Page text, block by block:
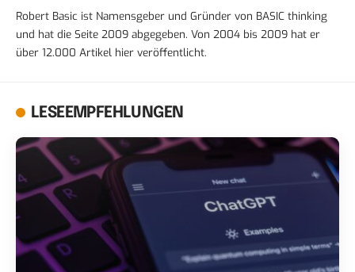
Robert Basic ist Namensgeber und Gründer von BASIC thinking
und hat die Seite 2009 abgegeben. Von 2004 bis 2009 hat er
über 12.000 Artikel hier veröffentlicht.
LESEEMPFEHLUNGEN